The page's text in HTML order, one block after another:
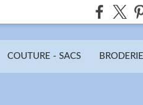
COUTURE - SACS